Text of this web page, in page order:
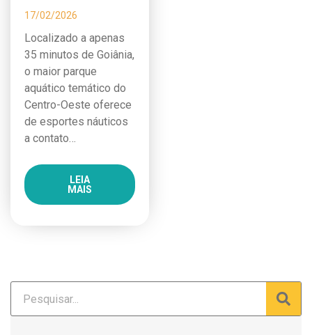
17/02/2026
Localizado a apenas
35 minutos de Goiânia,
o maior parque
aquático temático do
Centro-Oeste oferece
de esportes náuticos
a contato…
LEIA
MAIS